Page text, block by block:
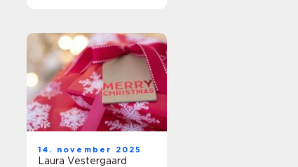
14. november 2025
Laura Vestergaard